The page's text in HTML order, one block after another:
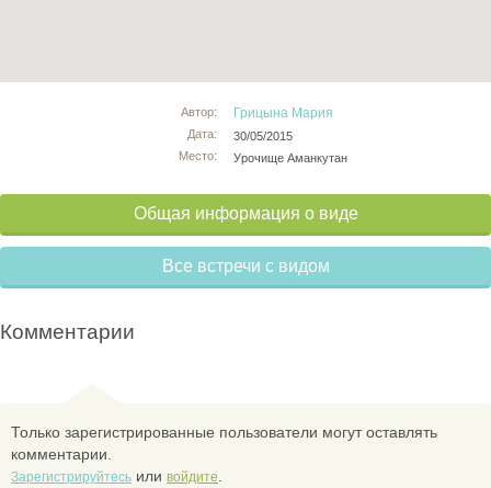
Автор:
Дата:
Место:
Грицына Мария
30/05/2015
Урочище Аманкутан
Общая информация о виде
Все встречи с видом
Комментарии
Только зарегистрированные пользователи могут оставлять
комментарии.
Зарегистрируйтесь или войдите